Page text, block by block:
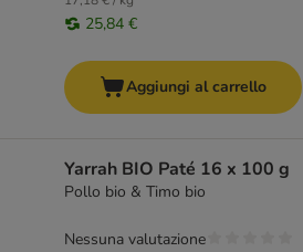
25,84 €
Aggiungi al carrello
Yarrah BIO Paté 16 x 100 g
Pollo bio & Timo bio
Nessuna valutazione